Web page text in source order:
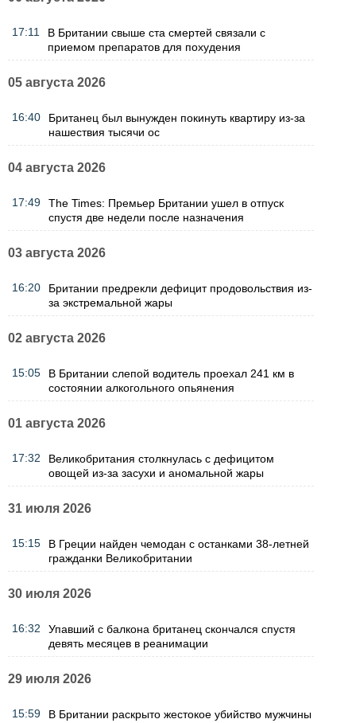
17:11
В Британии свыше ста смертей связали с
приемом препаратов для похудения
05 августа 2026
16:40
Британец был вынужден покинуть квартиру из-за
нашествия тысячи ос
04 августа 2026
17:49
The Times: Премьер Британии ушел в отпуск
спустя две недели после назначения
03 августа 2026
16:20
Британии предрекли дефицит продовольствия из-
за экстремальной жары
02 августа 2026
15:05
В Британии слепой водитель проехал 241 км в
состоянии алкогольного опьянения
01 августа 2026
17:32
Великобритания столкнулась с дефицитом
овощей из-за засухи и аномальной жары
31 июля 2026
15:15
В Греции найден чемодан с останками 38-летней
гражданки Великобритании
30 июля 2026
16:32
Упавший с балкона британец скончался спустя
девять месяцев в реанимации
29 июля 2026
15:59
В Британии раскрыто жестокое убийство мужчины